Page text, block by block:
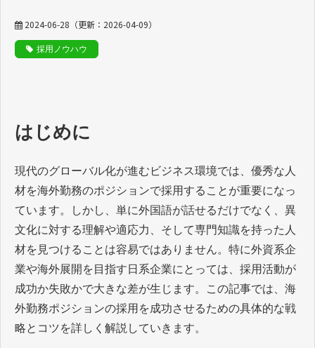
2024-06-28 （更新： 2026-04-09）
採用ノウハウ
はじめに
現代のグローバル化が進むビジネス環境では、優秀な人
材を海外勤務のポジションで採用することが重要になっ
ています。しかし、単に外国語が話せるだけでなく、異
文化に対する理解や適応力、そして専門知識を持った人
材を見つけることは容易ではありません。特に外資系企
業や海外展開を目指す日系企業にとっては、採用活動が
成功か失敗かで大きな差が生じます。この記事では、海
外勤務ポジションの採用を成功させるための具体的な戦
略とコツを詳しく解説していきます。